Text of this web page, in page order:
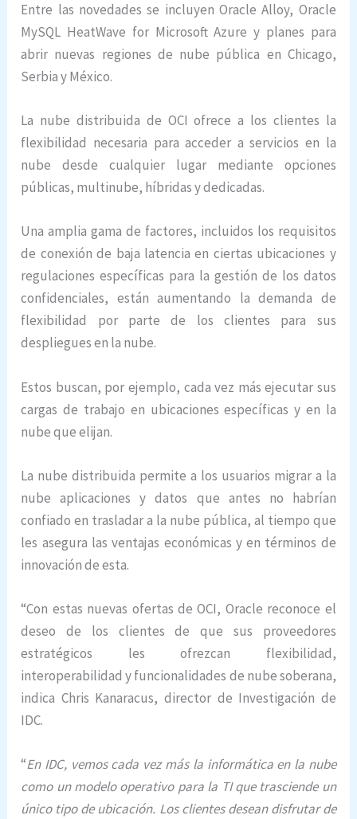
Entre las novedades se incluyen Oracle Alloy, Oracle
MySQL HeatWave for Microsoft Azure y planes para
abrir nuevas regiones de nube pública en Chicago,
Serbia y México.
La nube distribuida de OCI ofrece a los clientes la
flexibilidad necesaria para acceder a servicios en la
nube desde cualquier lugar mediante opciones
públicas, multinube, híbridas y dedicadas.
Una amplia gama de factores, incluidos los requisitos
de conexión de baja latencia en ciertas ubicaciones y
regulaciones específicas para la gestión de los datos
confidenciales, están aumentando la demanda de
flexibilidad por parte de los clientes para sus
despliegues en la nube.
Estos buscan, por ejemplo, cada vez más ejecutar sus
cargas de trabajo en ubicaciones específicas y en la
nube que elijan.
La nube distribuida permite a los usuarios migrar a la
nube aplicaciones y datos que antes no habrían
confiado en trasladar a la nube pública, al tiempo que
les asegura las ventajas económicas y en términos de
innovación de esta.
“Con estas nuevas ofertas de OCI, Oracle reconoce el
deseo de los clientes de que sus proveedores
estratégicos les ofrezcan flexibilidad,
interoperabilidad y funcionalidades de nube soberana,
indica Chris Kanaracus, director de Investigación de
IDC.
“En IDC, vemos cada vez más la informática en la nube
como un modelo operativo para la TI que trasciende un
único tipo de ubicación. Los clientes desean disfrutar de